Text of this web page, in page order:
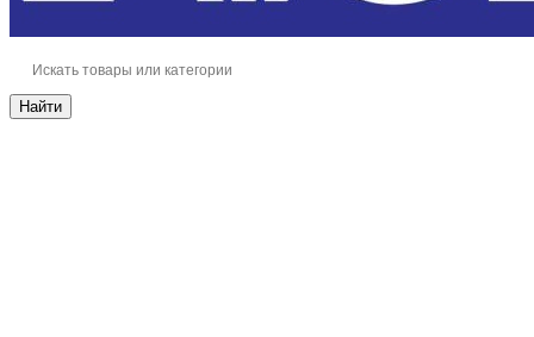
Найти